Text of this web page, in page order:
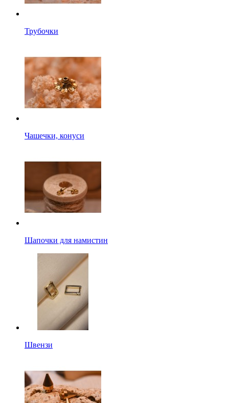
Трубочки
Чашечки, конуси
Шапочки для намистин
Швензи